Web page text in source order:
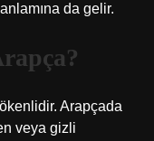
da gelir.
Arapçada